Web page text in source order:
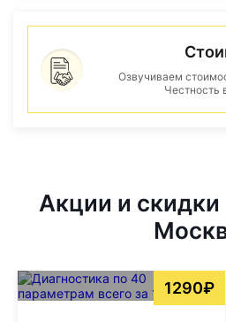
Озвучиваем
Честность
Акции и скидки
1290₽